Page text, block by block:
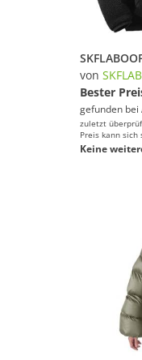
von
Bester
gefunden bei
zuletzt
Preis kann
Keine